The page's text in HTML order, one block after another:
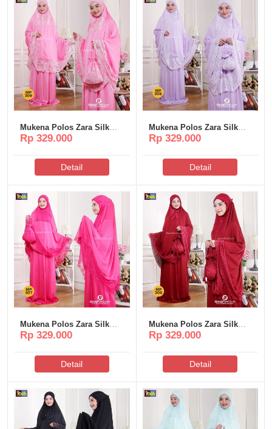
Mukena Polos Zara Silk
Poeti – MP309
Rp 329.000
Detail
Mukena Polos Zara Silk
Poeti – MP308
Rp 329.000
Detail
Mukena Polos Zara Silk
Poeti – MP307
Rp 329.000
Detail
Mukena Polos Zara Silk
Poeti – MP306
Rp 329.000
Detail